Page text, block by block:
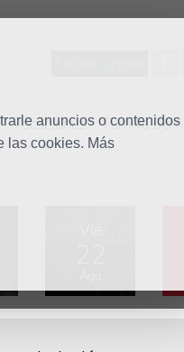
anuncios o contenidos
las cookies. Más
Vocaciones Familia